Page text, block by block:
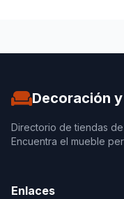
Decoración
Directorio de tiendas
Encuentra el mueble
Enlaces